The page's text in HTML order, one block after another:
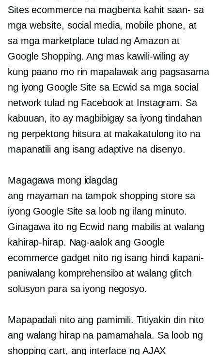
Sites ecommerce na magbenta kahit saan- sa
mga website, social media, mobile phone, at
sa mga marketplace tulad ng Amazon at
Google Shopping. Ang mas kawili-wiling ay
kung paano mo rin mapalawak ang pagsasama
ng iyong Google Site sa Ecwid sa mga social
network tulad ng Facebook at Instagram. Sa
kabuuan, ito ay magbibigay sa iyong tindahan
ng perpektong hitsura at makakatulong ito na
mapanatili ang isang adaptive na disenyo.
Magagawa mong idagdag
ang mayaman na tampokshopping store sa
iyong Google Site sa loob ng ilang minuto.
Ginagawa ito ng Ecwid nang mabilis at walang
kahirap-hirap. Nag-aalok ang Google
ecommerce gadget nito ng isang hindi kapani-
paniwalang komprehensibo atwalang glitch
solusyon para sa iyong negosyo.
Mapapadali nito ang pamimili. Titiyakin din nito
ang walang hirap na pamamahala. Sa loob ng
shopping cart, ang interface ng AJAX